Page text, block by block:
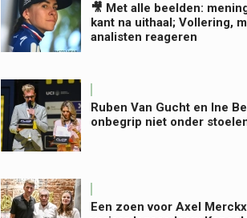
🎥 Met alle beelden:
kant na uithaal; Vollering,
analisten reageren
Ruben Van Gucht en Ine
onbegrip niet onder
Een zoen voor Axel